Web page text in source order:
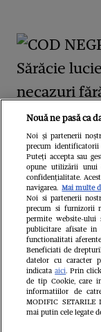
COD
Sărăcie
și
grav
Nouă ne pasă ca
Noi și partenerii
precum identificatorii
Puteți accepta sau
opune utilizării
confidențialitate.
navigarea. Mai multe
Noi si partenerii
precum si furnizorii
permite website-ului
publicitare afisate
functionalitati
Beneficiati de
datelor cu caracter
indicataaici. Prin
de tip Cookie, care
informatiilor de
MODIFIC
mai putin cele legate